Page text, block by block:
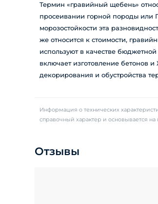
Термин «гравийный щебень»
просеивании горной породы или
морозостойкости эта
же относится к стоимости,
используют в качестве
включает изготовление бетонов
декорирования и обустройства
Информация о технических
справочный характер и основывается
Отзывы